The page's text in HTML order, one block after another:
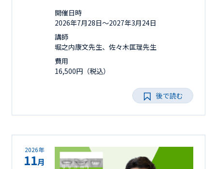
開催日時
2026年7月28日〜2027年3月24日
講師
堀之内康文先生、佐々木匡理先生
費用
16,500円（税込）
後で読む
2026年
11月